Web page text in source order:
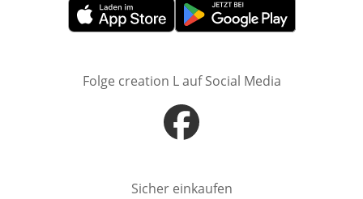
Öffnet in neuem FensterÖffnet in neuem Fenster
Folge creation L auf Social Media
Öffnet in neuem Fenster
Sicher einkaufen